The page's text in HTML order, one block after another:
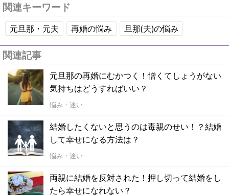
関連キーワード
元旦那・元夫 再婚の悩み 旦那(夫)の悩み
関連記事
元旦那の再婚にむかつく！憎くてしょうがない
気持ちはどうすればいい？
悩み・迷い
結婚したくないと思うのは毒親のせい！？結婚
して幸せになる方法は？
悩み・迷い
両親に結婚を反対された！押し切って結婚をし
たら幸せになれない？